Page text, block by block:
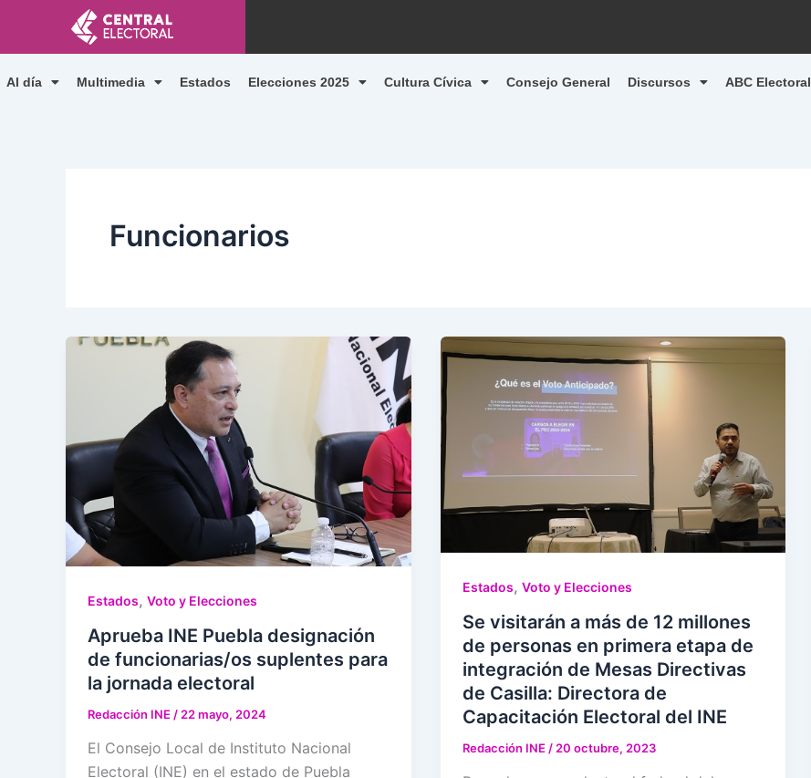
contenido
Al día Multimedia Estados Elecciones 2025 Cultura Cívica Consejo General Discursos ABC Electoral
Funcionarios
Estados, Voto y Elecciones
Aprueba INE Puebla designación
de funcionarias/os suplentes para
la jornada electoral
Redacción INE / 22 mayo, 2024
El Consejo Local de Instituto Nacional
Electoral (INE) en el estado de Puebla
Estados, Voto y Elecciones
Se visitarán a más de 12 millones
de personas en primera etapa de
integración de Mesas Directivas
de Casilla: Directora de
Capacitación Electoral del INE
Redacción INE / 20 octubre, 2023